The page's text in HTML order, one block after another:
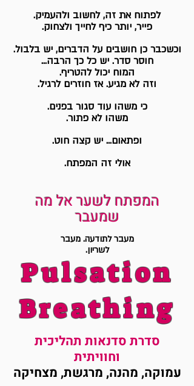
לפתוח את זה, לחשוב ולהעמיק.
פייר, יותר כיף לחייך ולצחוק.
וכשכבר כן חושבים על הדברים, יש בלבול.
חוסר סדר. יש כל כך הרבה…
המוח יכול להטריף.
וזה לא מגיע. אז חוזרים לרגיל.
כי משהו עוד סגור בפנים.
משהו לא פתור.
ופתאום... יש קצה חוט.
אולי זה המפתח.
המפתח לשער אל מה
שמעבר
מעבר לתודעה. מעבר
לשריון.
Pulsation
Breathing
סדרת סדנאות תהליכית
וחוויתית
עמוקה, מהנה, מרגשת, מצחיקה